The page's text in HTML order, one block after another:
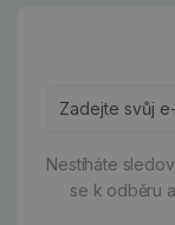
Nestíháte
se k odběru